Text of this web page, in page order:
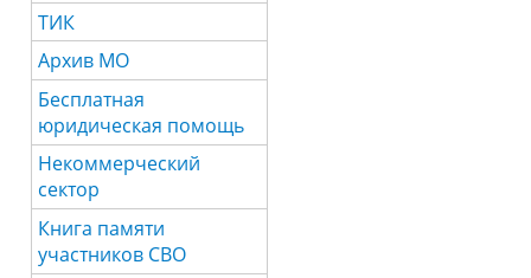
ТИК
Архив МО
Бесплатная
юридическая помощь
Некоммерческий
сектор
Книга памяти
участников СВО